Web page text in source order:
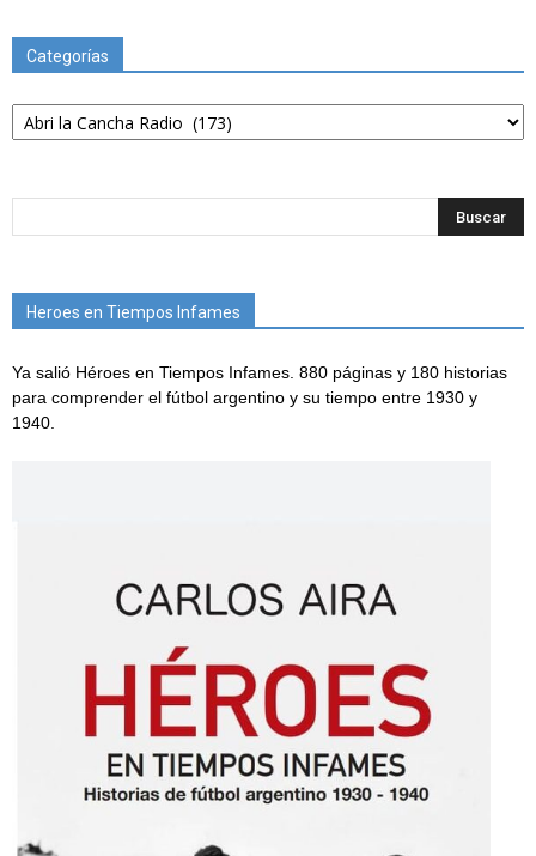
Categorías
Categorías
Heroes en Tiempos Infames
Ya salió Héroes en Tiempos Infames. 880 páginas y 180 historias
para comprender el fútbol argentino y su tiempo entre 1930 y
1940.